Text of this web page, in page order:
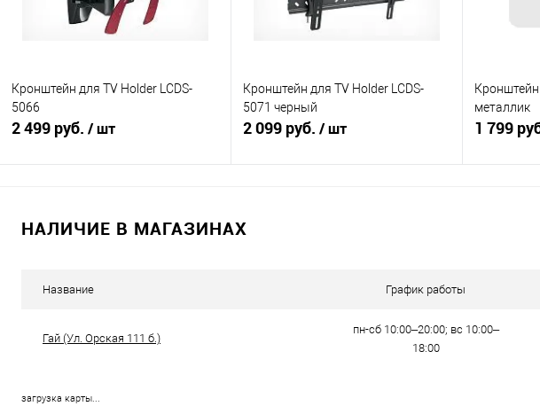
Кронштейн для TV Holder LCDS-
5066
2 499 руб. / шт
Купить в 1 клик
К сравнению
Кронштейн для TV Holder LCDS-
5071 черный
2 099 руб. / шт
металлик
1 799
НАЛИЧИЕ В МАГАЗИНАХ
Название График работы
Гай (Ул. Орская 111 б.)
пн-сб 10:00–20:00; вс 10:00–
18:00
загрузка карты...